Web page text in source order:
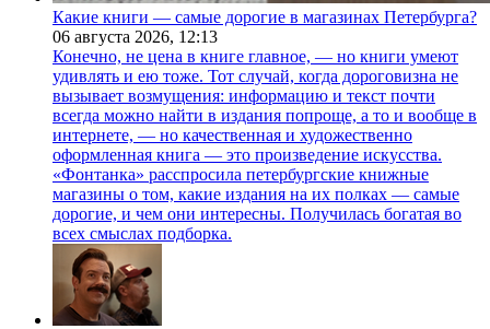
Какие книги — самые дорогие в магазинах Петербурга?
06 августа 2026, 12:13
Конечно, не цена в книге главное, — но книги умеют
удивлять и ею тоже. Тот случай, когда дороговизна не
вызывает возмущения: информацию и текст почти
всегда можно найти в издания попроще, а то и вообще в
интернете, — но качественная и художественно
оформленная книга — это произведение искусства.
«Фонтанка» расспросила петербургские книжные
магазины о том, какие издания на их полках — самые
дорогие, и чем они интересны. Получилась богатая во
всех смыслах подборка.